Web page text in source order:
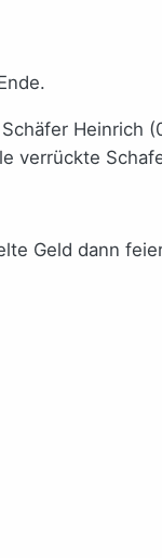
Heinrich
verrückte
Geld dann